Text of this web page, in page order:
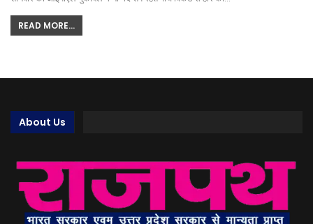
READ MORE...
About Us